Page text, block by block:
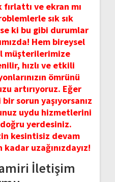
ve ekran mı
sık sık
ki bu gibi durumlar
Hem bireysel
müşterilerimize
hızlı ve etkili
ömrünü
artırıyoruz. Eğer
sorun yaşıyorsanız
uydu hizmetlerini
yerdesiniz.
kesintisiz devam
uzağınızdayız!
İletişim